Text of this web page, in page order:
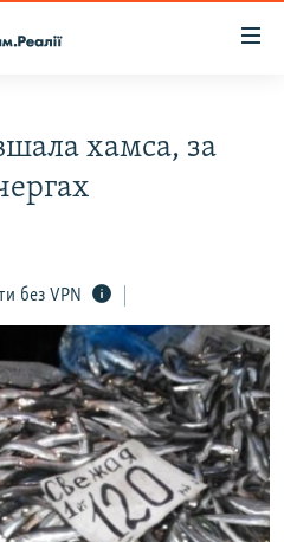
хамса, за
без VPN